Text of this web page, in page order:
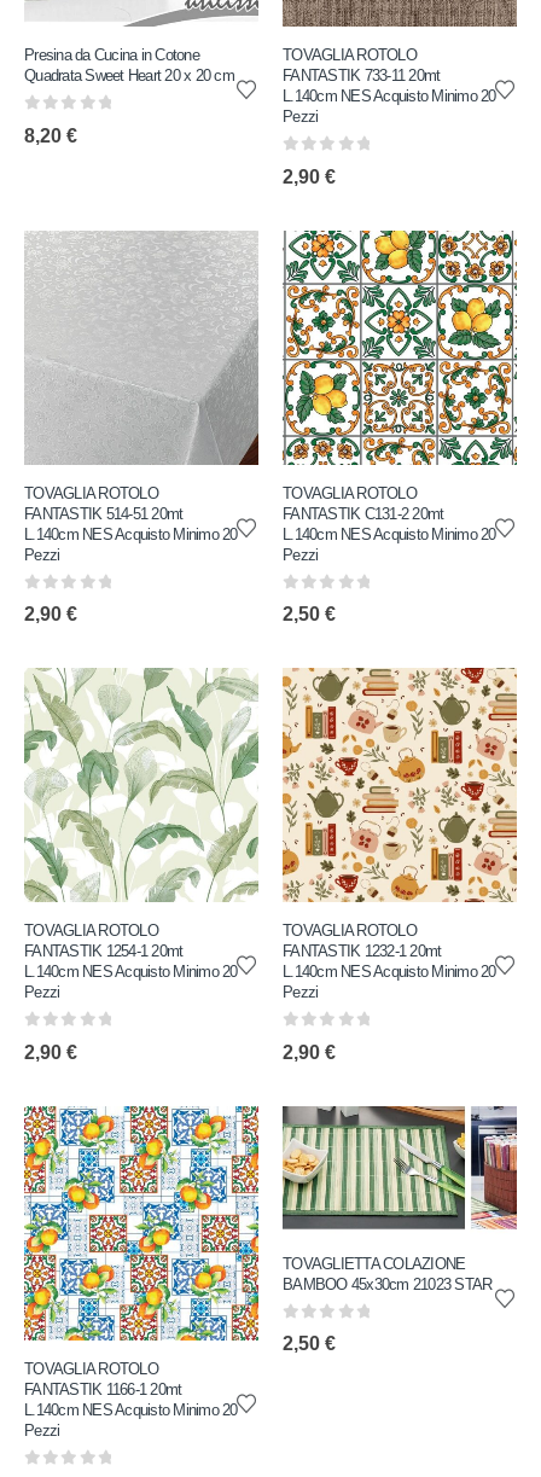
Presina da Cucina in Cotone
Quadrata Sweet Heart 20 x 20 cm
8,20 €
TOVAGLIA ROTOLO
FANTASTIK 733-11 20mt
L.140cm NES Acquisto Minimo 20
Pezzi
2,90 €
TOVAGLIA ROTOLO
FANTASTIK 514-51 20mt
L.140cm NES Acquisto Minimo 20
Pezzi
0 out of 5
2,90 €
TOVAGLIA ROTOLO
FANTASTIK C131-2 20mt
L.140cm NES Acquisto Minimo 20
Pezzi
0 out of 5
2,50 €
TOVAGLIA ROTOLO
FANTASTIK 1254-1 20mt
L.140cm NES Acquisto Minimo 20
Pezzi
2,90 €
TOVAGLIA ROTOLO
FANTASTIK 1232-1 20mt
L.140cm NES Acquisto Minimo 20
Pezzi
2,90 €
TOVAGLIA ROTOLO
FANTASTIK 1166-1 20mt
L.140cm NES Acquisto Minimo 20
Pezzi
TOVAGLIETTA COLAZIONE
BAMBOO 45x30cm 21023 STAR
0 out of 5
2,50 €